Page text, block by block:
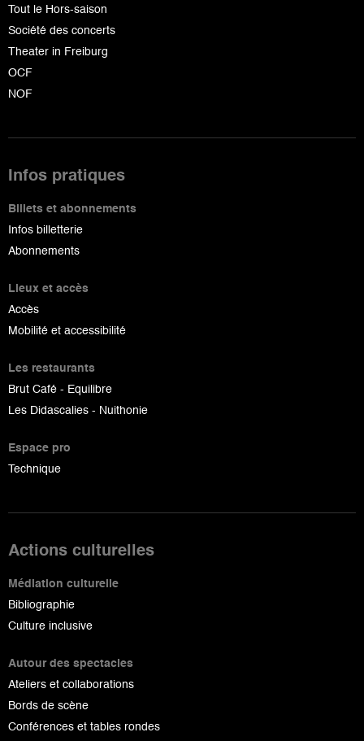
Tout le Hors-saison
Société des concerts
Theater in Freiburg
OCF
NOF
Infos pratiques
Billets et abonnements
Infos billetterie
Abonnements
Lieux et accès
Accès
Mobilité et accessibilité
Les restaurants
Brut Café - Equilibre
Les Didascalies - Nuithonie
Espace pro
Technique
Actions culturelles
Médiation culturelle
Bibliographie
Culture inclusive
Autour des spectacles
Ateliers et collaborations
Bords de scène
Conférences et tables rondes